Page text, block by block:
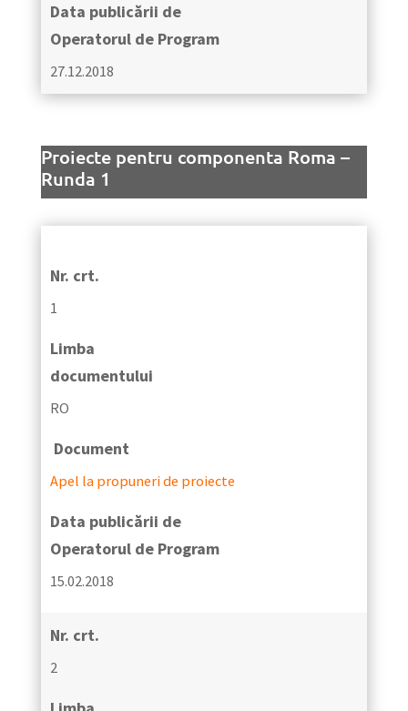
Data publicării de
Operatorul de Program
27.12.2018
Proiecte pentru componenta Roma –
Runda 1
Nr. crt.
1
Limba
documentului
RO
Document
Apel la propuneri de proiecte
Data publicării de
Operatorul de Program
15.02.2018
Nr. crt.
2